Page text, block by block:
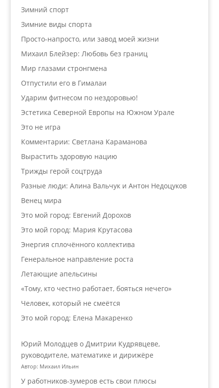
Зимний спорт
Зимние виды спорта
Просто-напросто, или завод моей жизни
Михаил Блейзер: Любовь без границ
Мир глазами стронгмена
Отпустили его в Гималаи
Ударим фитнесом по нездоровью!
Эстетика Северной Европы на Южном Урале
Это не игра
Комментарии: Светлана Караманова
Вырастить здоровую нацию
Трижды герой соцтруда
Разные люди: Алина Вальчук и Антон Недоцуков
Венец мира
Это мой город: Евгений Дорохов
Это мой город: Мария Крутасова
Энергия сплочённого коллектива
Генеральное направление роста
Летающие апельсины
«Тому, кто честно работает, бояться нечего»
Человек, который не смеётся
Это мой город: Елена Макаренко
Юрий Молодцев о Дмитрии Кудрявцеве,
руководителе, математике и дирижёре
Автор: Михаил Ильин
У работников‑зумеров есть свои плюсы